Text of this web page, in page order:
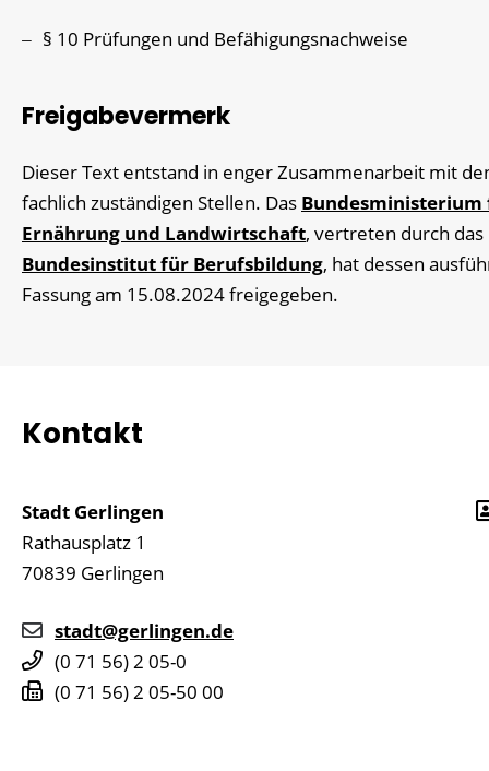
§ 10 Prüfungen und Befähigungsnachweise
Freigabevermerk
Dieser Text entstand in enger Zusammenarbeit mit
fachlich zuständigen Stellen. Das Bundesministerium
Ernährung und Landwirtschaft, vertreten durch das
Bundesinstitut für Berufsbildung, hat dessen
Fassung am 15.08.2024 freigegeben.
Kontakt
Stadt Gerlingen
Rathausplatz 1
70839 Gerlingen
stadt@gerlingen.de
(0 71 56) 2 05-0
(0 71 56) 2 05-50 00